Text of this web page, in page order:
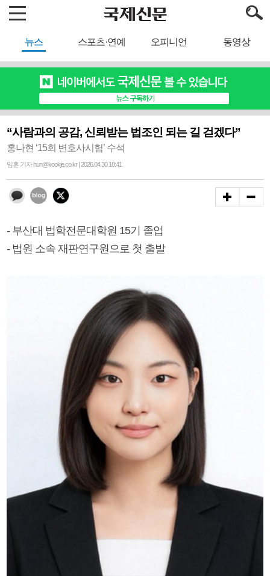
뉴스 스포츠·연예 오피니언 동영상
“사람과의 공감, 신뢰받는 법조인 되는 길 걷겠다”
홍나현 ‘15회 변호사시험’ 수석
임훈 기자 hun@kookje.co.kr | 2026.04.30 18:41
- 부산대 법학전문대학원 15기 졸업
- 법원 소속 재판연구원으로 첫 출발